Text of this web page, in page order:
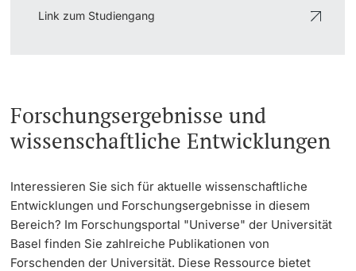
Link zum Studiengang
Forschungsergebnisse und
wissenschaftliche Entwicklungen
Interessieren Sie sich für aktuelle wissenschaftliche
Entwicklungen und Forschungsergebnisse in diesem
Bereich? Im Forschungsportal "Universe" der Universität
Basel finden Sie zahlreiche Publikationen von
Forschenden der Universität. Diese Ressource bietet